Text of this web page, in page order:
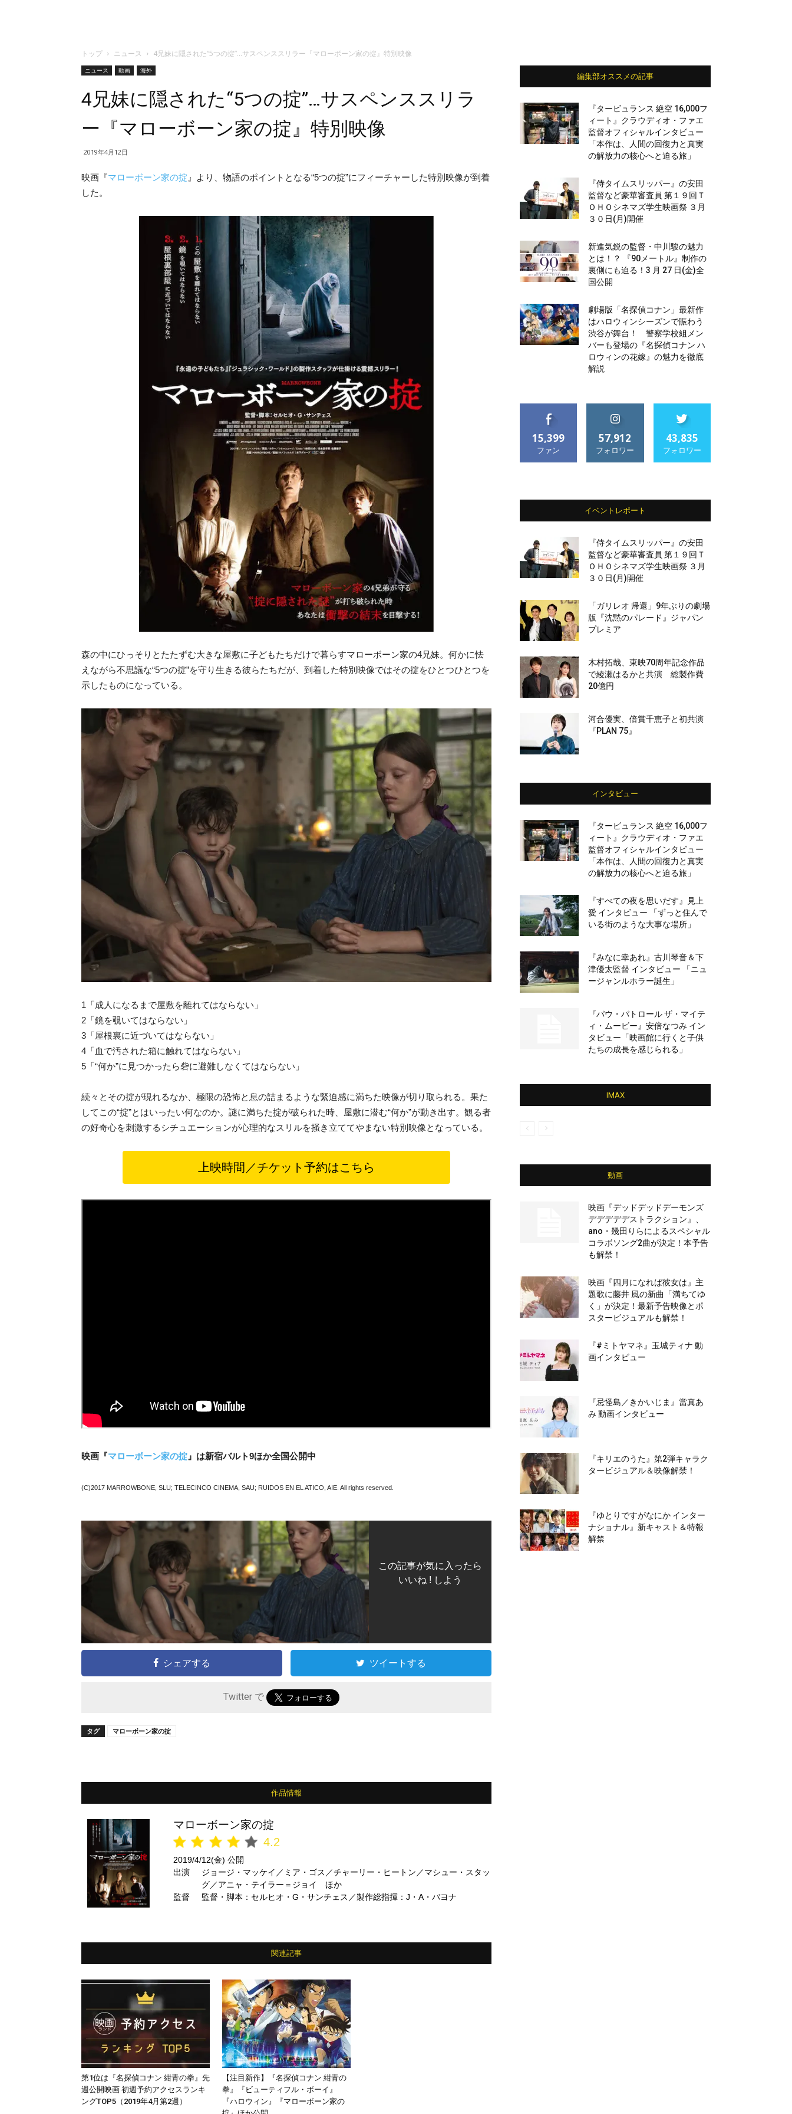
トップ ニュース 4兄妹に隠された“5つの掟”…サスペンススリラー『マローボーン家の掟』特別映像
ニュース 動画 海外
4兄妹に隠された“5つの掟”…サスペンススリラ
ー『マローボーン家の掟』特別映像
2019年4月12日
映画『マローボーン家の掟 』より、物語のポイントとなる“5つの掟”にフィーチャーした特別映像が到着
した。
森の中にひっそりとたたずむ大きな屋敷に子どもたちだけで暮らすマローボーン家の4兄妹。何かに怯
えながら不思議な“5つの掟”を守り生きる彼らたちだが、到着した特別映像ではその掟をひとつひとつを
示したものになっている。
1「成人になるまで屋敷を離れてはならない」
2「鏡を覗いてはならない」
3「屋根裏に近づいてはならない」
4「血で汚された箱に触れてはならない」
5「“何か”に見つかったら砦に避難しなくてはならない」
続々とその掟が現れるなか、極限の恐怖と息の詰まるような緊迫感に満ちた映像が切り取られる。果た
してこの“掟”とはいったい何なのか。謎に満ちた掟が破られた時、屋敷に潜む“何か”が動き出す。観る者
の好奇心を刺激するシチュエーションが心理的なスリルを掻き立ててやまない特別映像となっている。
上映時間／チケット予約はこちら
映画『マローボーン家の掟 』は新宿バルト9ほか全国公開中
(C)2017 MARROWBONE, SLU; TELECINCO CINEMA, SAU; RUIDOS EN EL ATICO, AIE. All rights reserved.
この記事が気に入ったら
いいね ! しよう
シェアする ツイートする
Twitter で
タグ マローボーン家の掟
作品情報
マローボーン家の掟
4.2
2019/4/12(金) 公開
出演
ジョージ・マッケイ／ミア・ゴス／チャーリー・ヒートン／マシュー・スタッ
グ／アニャ・テイラー＝ジョイ ほか
監督
監督・脚本：セルヒオ・G・サンチェス／製作総指揮：J・A・バヨナ
関連記事
第1位は『名探偵コナン 紺青の拳』先
週公開映画 初週予約アクセスランキ
ングTOP5（2019年4月第2週）
【注目新作】『名探偵コナン 紺青の
拳』『ビューティフル・ボーイ』
『ハロウィン』『マローボーン家の
編集部オススメの記事
『タービュランス 絶空 16,000フ
ィート』クラウディオ・ファエ
監督オフィシャルインタビュー
「本作は、人間の回復力と真実
の解放力の核心へと迫る旅」
『侍タイムスリッパー』の安田
監督など豪華審査員 第１９回Ｔ
ＯＨＯシネマズ学生映画祭 ３月
３０日(月)開催
新進気鋭の監督・中川駿の魅力
とは！？ 『90メートル』制作の
裏側にも迫る！3 月 27 日(金)全
国公開
劇場版「名探偵コナン」最新作
はハロウィンシーズンで賑わう
渋谷が舞台！ 警察学校組メン
バーも登場の『名探偵コナン ハ
ロウィンの花嫁』の魅力を徹底
解説
15,399
ファン
57,912
フォロワー
43,835
フォロワー
イベントレポート
『侍タイムスリッパー』の安田
監督など豪華審査員 第１９回Ｔ
ＯＨＯシネマズ学生映画祭 ３月
３０日(月)開催
「ガリレオ 帰還」9年ぶりの劇場
版『沈黙のパレード』ジャパン
プレミア
木村拓哉、東映70周年記念作品
で綾瀬はるかと共演 総製作費
20億円
河合優実、倍賞千恵子と初共演
『PLAN 75』
インタビュー
『タービュランス 絶空 16,000フ
ィート』クラウディオ・ファエ
監督オフィシャルインタビュー
「本作は、人間の回復力と真実
の解放力の核心へと迫る旅」
『すべての夜を思いだす』見上
愛 インタビュー 「ずっと住んで
いる街のような大事な場所」
『みなに幸あれ』古川琴音＆下
津優太監督 インタビュー 「ニュ
ージャンルホラー誕生」
『パウ・パトロール ザ・マイテ
ィ・ムービー』安倍なつみ イン
タビュー「映画館に行くと子供
たちの成長を感じられる」
IMAX
動画
映画『デッドデッドデーモンズ
デデデデデストラクション』、
ano・幾田りらによるスペシャル
コラボソング2曲が決定！本予告
も解禁！
映画『四月になれば彼女は』主
題歌に藤井 風の新曲「満ちてゆ
く」が決定！最新予告映像とポ
スタービジュアルも解禁！
『#ミトヤマネ』玉城ティナ 動
画インタビュー
『忌怪島／きかいじま』當真あ
み 動画インタビュー
『キリエのうた』第2弾キャラク
タービジュアル＆映像解禁！
『ゆとりですがなにか インター
ナショナル』新キャスト＆特報
解禁